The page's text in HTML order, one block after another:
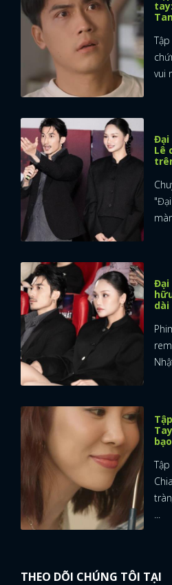
FACEBOOK
vui
Đại
Lê
Đại
dài
...
THEO DÕI CHÚNG TÔI TẠI